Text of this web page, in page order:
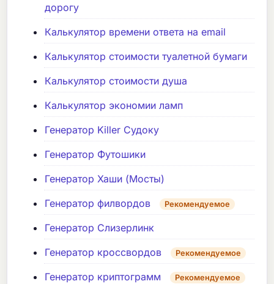
дорогу
Калькулятор времени ответа на email
Калькулятор стоимости туалетной бумаги
Калькулятор стоимости душа
Калькулятор экономии ламп
Генератор Killer Судоку
Генератор Футошики
Генератор Хаши (Мосты)
Генератор филвордов
Рекомендуемое
Генератор Слизерлинк
Генератор кроссвордов
Рекомендуемое
Генератор криптограмм Рекомендуемое